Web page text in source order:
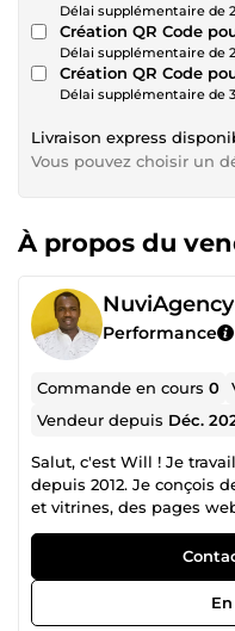
Délai supplémentaire de
Création QR Code
Délai supplémentaire de
Création QR Code
Délai supplémentaire de
Livraison express
Vous pouvez choisir un
À propos du
NuviAgency
Performance
Commande en cours0
Vendeur depuis Déc.
Salut, c'est Will ! Je
depuis 2012. Je conçois
et vitrines, des pages
réseaux sociaux
réparations et
des logos
supports de
peux vous aider si votre